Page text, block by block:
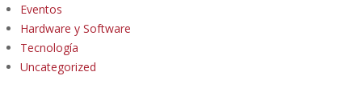
Eventos
Hardware y Software
Tecnología
Uncategorized